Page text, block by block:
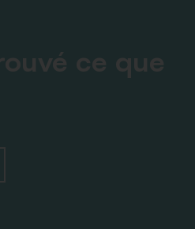
ce que